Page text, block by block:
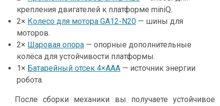
крепления двигателей к платформе miniQ.
2× Колесо для мотора GA12-N20 — шины для
моторов.
2× Шаровая опора — опорные дополнительные
колёса для устойчивости платформы.
1× Батарейный отсек 4×ААА — источник энергии
робота.
После сборки механики вы получаете устойчивое